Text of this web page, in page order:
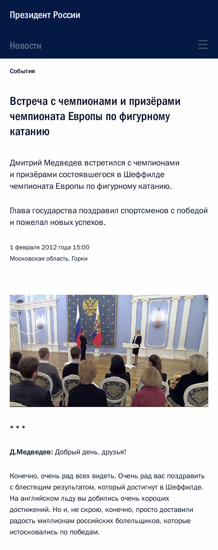
Президент России
Новости
События
Встреча с чемпионами и призёрами
чемпионата Европы по фигурному
катанию
Дмитрий Медведев встретился с чемпионами
и призёрами состоявшегося в Шеффилде
чемпионата Европы по фигурному катанию.
Глава государства поздравил спортсменов с победой
и пожелал новых успехов.
1 февраля 2012 года 15:00
Московская область, Горки
* * *
Д.Медведев: Добрый день, друзья!
Конечно, очень рад всех видеть. Очень рад вас поздравить
с блестящим результатом, который достигнут в Шеффилде.
На английском льду вы добились очень хороших
достижений. Но и, не скрою, конечно, просто доставили
радость миллионам российских болельщиков, которые
истосковались по победам.